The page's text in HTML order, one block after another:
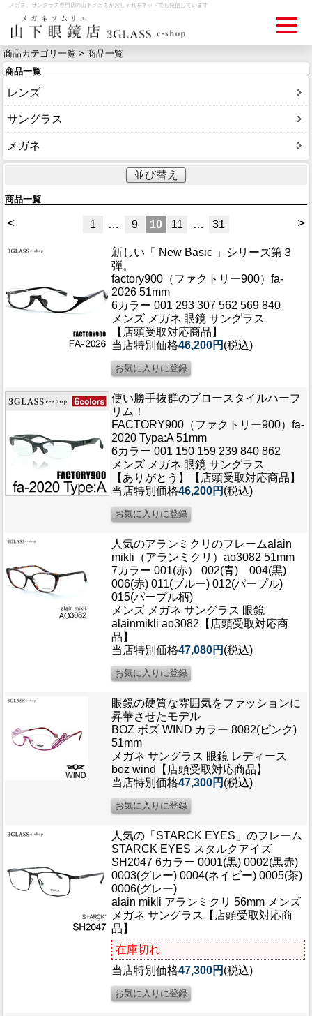
メガネ、サングラス専門店の山下メガネがおしゃれをネットでも発信しています
ログイン お買いものカゴ
お問い合わせ
メディア情報
MEDIA
アクセス
ACCESS
おすすめアイテム
ITEM
ブログ
BLOG
会社概要
インフォメーション
INFORMATION
商品カテゴリ一覧 > 商品一覧
商品一覧
レンズ
サングラス
メガネ
並び替え
商品一覧
< >
1 … 9 10 11 … 31
新しい「 New Basic 」シリーズ第３
弾。
factory900（ファクトリー900）fa-
2026 51mm
6カラー 001 293 307 562 569 840
メンズ メガネ 眼鏡 サングラス
【店頭受取対応商品】
当店特別価格46,200円 (税込)
使い勝手抜群のブロースタイルハーフ
リム！
FACTORY900（ファクトリー900）fa-
2020 Typa:A 51mm
6カラー 001 150 159 239 840 862
メンズ メガネ 眼鏡 サングラス
【ありがとう】【店頭受取対応商品】
当店特別価格46,200円 (税込)
人気のアランミクリのフレームalain
mikli（アランミクリ）ao3082 51mm
7カラー 001(赤） 002(青) 004(黒)
006(赤) 011(ブルー) 012(パープル)
015(パープル柄)
メンズ メガネ サングラス 眼鏡
alainmikli ao3082【店頭受取対応商
品】
当店特別価格47,080円 (税込)
眼鏡の硬質な雰囲気をファッションに
昇華させたモデル
BOZ ボズ WIND カラー 8082(ピンク)
51mm
メガネ サングラス 眼鏡 レディース
boz wind【店頭受取対応商品】
当店特別価格47,300円 (税込)
人気の「STARCK EYES」のフレーム
STARCK EYES スタルクアイズ
SH2047 6カラー 0001(黒) 0002(黒赤)
0003(グレー) 0004(ネイビー) 0005(茶)
0006(グレー)
alain mikli アランミクリ 56mm メンズ
メガネ サングラス【店頭受取対応商
品】
在庫切れ
当店特別価格47,300円 (税込)